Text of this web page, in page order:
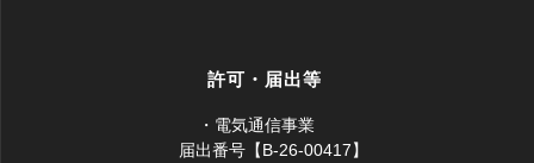
DVDトールケース2枚入許可・届出等
・電気通信事業
届出番号【B-26-00417】